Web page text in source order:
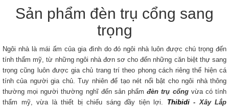
Sản phẩm đèn trụ cổng sang
trọng
Ngôi nhà là mái ấm của gia đình do đó ngôi nhà luôn được chú trọng đến
tính thẩm mỹ, từ những ngôi nhà đơn sơ cho đến những căn biệt thự sang
trọng cũng luôn được gia chủ trang trí theo phong cách riêng thể hiện cá
tính của người gia chủ. Tuy nhiên để tạo nét nổi bật cho ngôi nhà thông
thường mọi người thường nghĩ đến sản phẩmđèn trụ cổngvừa có tính
thẩm mỹ, vừa là thiết bị chiếu sáng đầy tiện lợi. Thibidi- Xây Lắp